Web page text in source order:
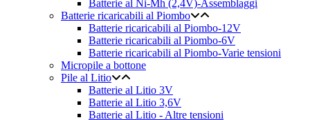
Batterie al Ni-Mh (2,4V)-Assemblaggi
Batterie ricaricabili al Piombo
Batterie ricaricabili al Piombo-12V
Batterie ricaricabili al Piombo-6V
Batterie ricaricabili al Piombo-Varie tensioni
Micropile a bottone
Pile al Litio
Batterie al Litio 3V
Batterie al Litio 3,6V
Batterie al Litio - Altre tensioni